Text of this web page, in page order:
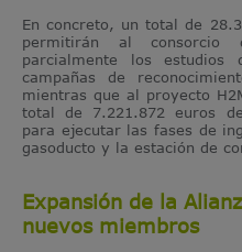
En concreto, un total de
permitirán al consorcio
parcialmente los estudios
campañas de
mientras que al proyecto
total de 7.221.872 euros
para ejecutar las fases de
gasoducto y la estación de
Expansión de la
nuevos miembros